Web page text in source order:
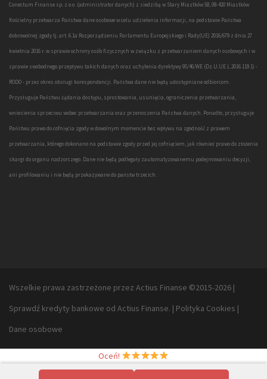
Conectum Finanse sp. z o.o. (administrator danych) z siedzibą w Stary Miastków 58, 08-420 Miastków
Kościelny przetwarza Państwa dane osobowe w celu udzielenia informacji, na podstawie Państwa
dobrowolnej zgody tj. art. 6.1a Rozporządzeniu Parlamentu Europejskiego i Rady(UE) 2016/679 z dnia 27
kwietnia 2016 r. w sprawie ochrony osób fizycznych w związku z przetwarzaniem danych osobowych i w
sprawie swobodnego przepływu takich danych oraz uchylenia dyrektywy 95/46/WE (Dz.U.UE.L.2016.119.1) -
RODO - przez okres obsługi korespondencji. Państwa dane nie będą udostępniane odbiorcom.
Przysługuje Państwu żądania dostępu, sprostowania, usunięcia, ograniczenia przetwarzania,
wniesienia sprzeciwu wobec przetwarzania oraz przenoszenia Państwa danych. Ponadto, przysługuje
Państwu prawo do cofnięcia zgody w dowolnym momencie bez wpływu na zgodność z prawem
przetwarzania, którego dokonano na podstawie zgody przed jej cofnięciem, jak również prawo do złożenia
skargi do organu nadzorczego. Dane nie będą podlegały zautomatyzowanemu podejmowaniu decyzji,
ani profilowaniu i nie będą przekazywane do państw trzecich.
Wszelkie prawa zastrzeżone przez Actius Finanse ©2015-2026 |
Sprawdź kredyty bankowe od Actius Finanse. | Polityka Cookies |
Dane osobowe
Oceń!
◦Actius Finanse - Pożyczki pod zastaw nieruchomości